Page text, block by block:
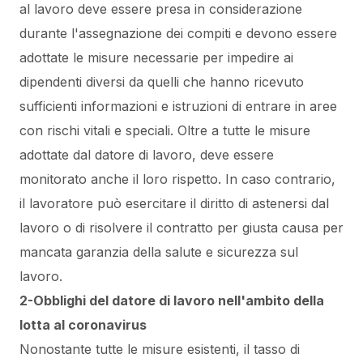
al lavoro deve essere presa in considerazione
durante l'assegnazione dei compiti e devono essere
adottate le misure necessarie per impedire ai
dipendenti diversi da quelli che hanno ricevuto
sufficienti informazioni e istruzioni di entrare in aree
con rischi vitali e speciali. Oltre a tutte le misure
adottate dal datore di lavoro, deve essere
monitorato anche il loro rispetto. In caso contrario,
il lavoratore può esercitare il diritto di astenersi dal
lavoro o di risolvere il contratto per giusta causa per
mancata garanzia della salute e sicurezza sul
lavoro.
2-Obblighi del datore di lavoro nell'ambito della
lotta al coronavirus
Nonostante tutte le misure esistenti, il tasso di